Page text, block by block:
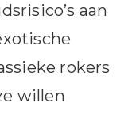
aan
rokers
willen